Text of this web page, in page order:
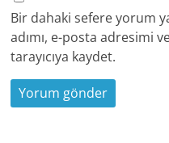
Bir dahaki sefere yorum
adımı, e-posta adresimi
tarayıcıya kaydet.